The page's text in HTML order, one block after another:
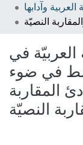
وآدابها
العربيّة في
في ضوء
المقاربة
النصيّة